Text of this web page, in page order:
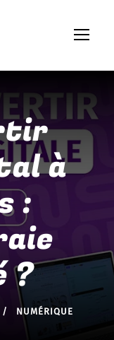
à
:
?
NUMÉRIQUE